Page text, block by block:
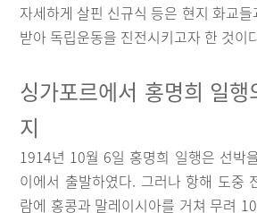
자세하게 살핀 신규식 등은 현지 화교
받아 독립운동을 진전시키고자 한 것이
싱가포르에서 홍명희 일
지
1914년 10월 6일 홍명희 일행은 선박
이에서 출발하였다. 그러나 항해 도중
람에 홍콩과 말레이시아를 거쳐 무려